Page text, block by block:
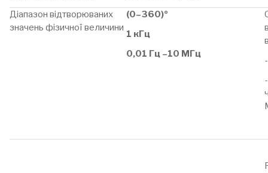
Діапазон відтворюваних
значень фізичної величини
(0–360)º
1 кГц
0,01 Гц –10 МГц